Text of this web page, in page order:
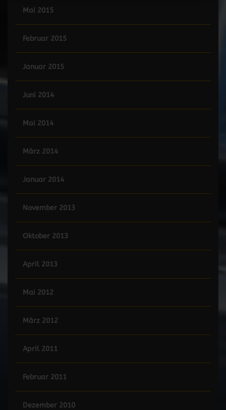
Mai 2015
Februar 2015
Januar 2015
Juni 2014
Mai 2014
März 2014
Januar 2014
November 2013
Oktober 2013
April 2013
Mai 2012
März 2012
April 2011
Februar 2011
Dezember 2010